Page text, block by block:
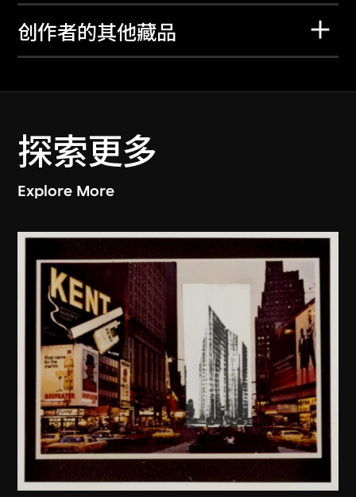
创作者的其他藏品
探索更多
Explore More